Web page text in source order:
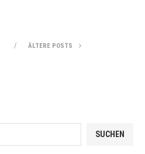
ÄLTERE POSTS
SUCHEN